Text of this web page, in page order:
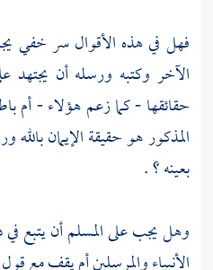
فهل في هذه الأقوال سر خفي
الآخر وكتبه ورسله أن يجتهد
حقائقها - كما زعم هؤلاء - أم
المذكور هو حقيقة الإيمان
بعينه ؟ .
وهل يجب على المسلم أن يتبع